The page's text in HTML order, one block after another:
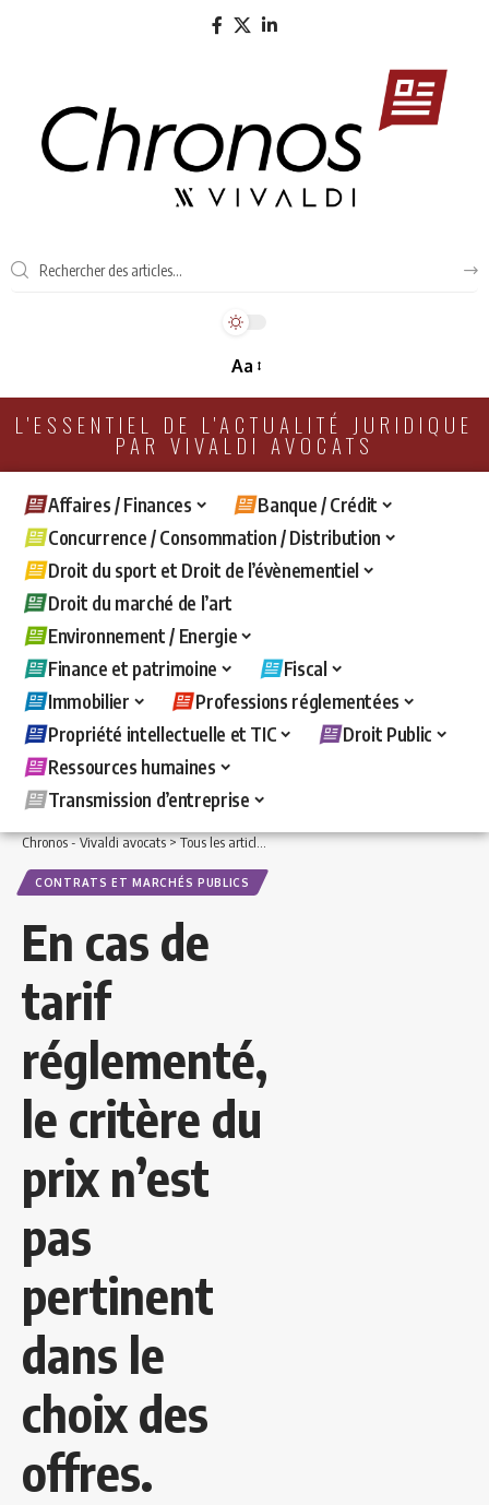
Aa
L'ESSENTIEL DE L'ACTUALITÉ JURIDIQUE
PAR VIVALDI AVOCATS
Affaires / Finances
Banque / Crédit
Concurrence / Consommation / Distribution
Droit du sport et Droit de l’évènementiel
Droit du marché de l’art
Environnement / Energie
Finance et patrimoine
Fiscal
Immobilier
Professions réglementées
Propriété intellectuelle et TIC
Droit Public
Ressources humaines
Transmission d’entreprise
Chronos - Vivaldi avocats>Tous les articles >Droit Public>Contrats et marchés
CONTRATS ET MARCHÉS PUBLICS
En cas de
tarif
réglementé,
le critère du
prix n’est
pas
pertinent
dans le
choix des
offres.